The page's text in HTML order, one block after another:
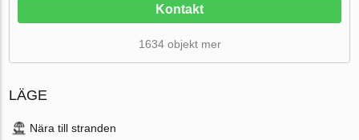
Kontakt
1634 objekt mer
LÄGE
Nära till stranden